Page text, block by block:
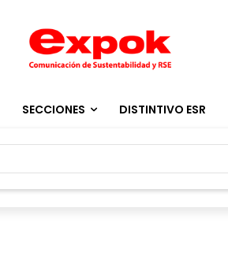
SECCIONES DISTINTIVO ESR